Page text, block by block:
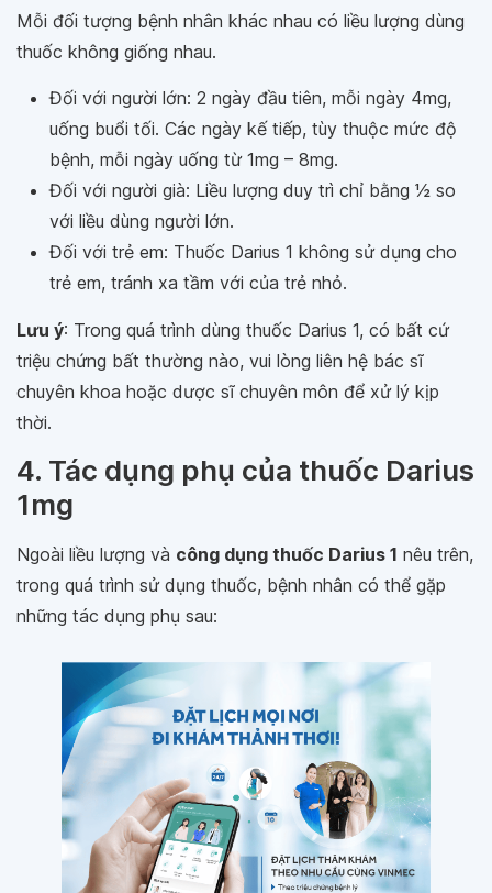
Mỗi đối tượng bệnh nhân khác nhau có liều lượng dùng
thuốc không giống nhau.
Đối với người lớn: 2 ngày đầu tiên, mỗi ngày 4mg,
uống buổi tối. Các ngày kế tiếp, tùy thuộc mức độ
bệnh, mỗi ngày uống từ 1mg – 8mg.
Đối với người già: Liều lượng duy trì chỉ bằng 1⁄2 so
với liều dùng người lớn.
Đối với trẻ em: Thuốc Darius 1 không sử dụng cho
trẻ em, tránh xa tầm với của trẻ nhỏ.
Lưu ý: Trong quá trình dùng thuốc Darius 1, có bất cứ
triệu chứng bất thường nào, vui lòng liên hệ bác sĩ
chuyên khoa hoặc dược sĩ chuyên môn để xử lý kịp
thời.
4. Tác dụng phụ của thuốc Darius
1mg
Ngoài liều lượng và công dụng thuốc Darius 1 nêu trên,
trong quá trình sử dụng thuốc, bệnh nhân có thể gặp
những tác dụng phụ sau: